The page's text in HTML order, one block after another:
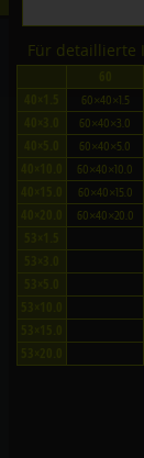
Für detaillierte
60×40×1.5
60×40×3.0
60×40×5.0
60×40×10.0
60×40×15.0
60×40×20.0